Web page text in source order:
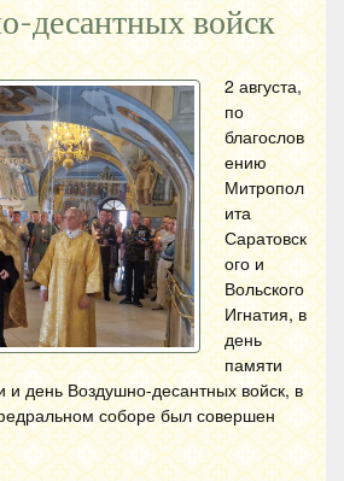
десантных войск
2 августа,
по
благослов
ению
Митропол
ита
Саратовск
ого и
Вольского
Игнатия, в
день
памяти
день Воздушно-десантных войск, в
соборе был совершен